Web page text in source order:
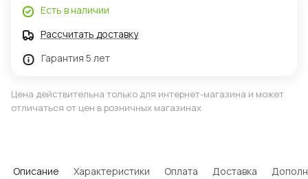
Есть в наличии
Рассчитать доставку
Гарантия 5 лет
Цена действительна только для интернет-магазина и может
отличаться от цен в розничных магазинах
Описание Характеристики Оплата Доставка